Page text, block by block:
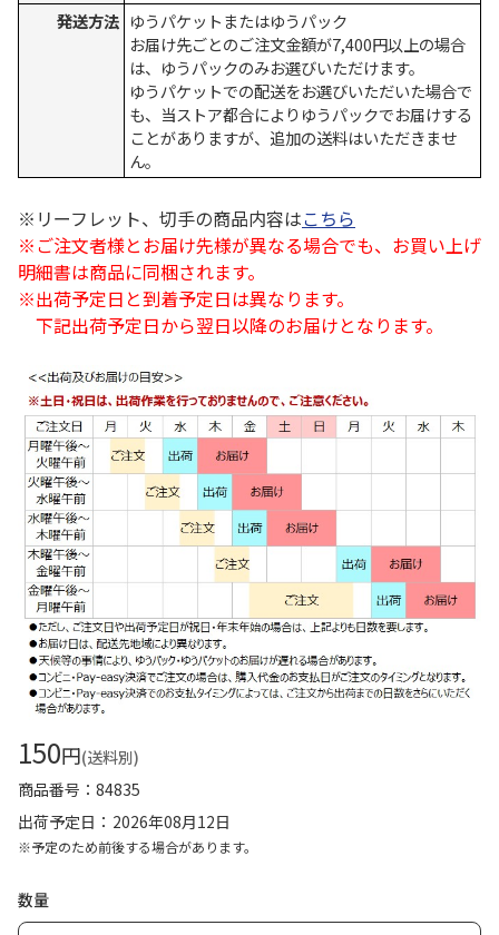
発送方法 ゆうパケットまたはゆうパック
お届け先ごとのご注文金額が7,400円以上の場合
は、ゆうパックのみお選びいただけます。
ゆうパケットでの配送をお選びいただいた場合で
も、当ストア都合によりゆうパックでお届けする
ことがありますが、追加の送料はいただきませ
ん。
※リーフレット、切手の商品内容はこちら
※ご注文者様とお届け先様が異なる場合でも、お買い上げ
明細書は商品に同梱されます。
※出荷予定日と到着予定日は異なります。
下記出荷予定日から翌日以降のお届けとなります。
150円(送料別)
商品番号
84835
出荷予定日
2026年08月12日
※予定のため前後する場合があります。
数量